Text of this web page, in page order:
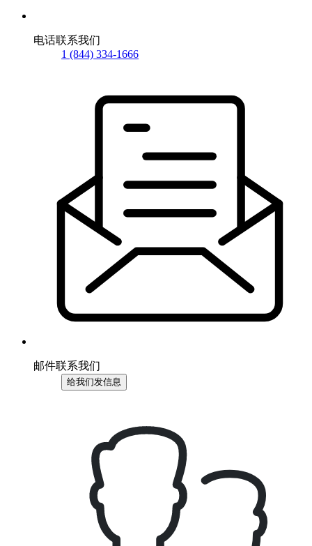
电话联系我们
1 (844) 334-1666
邮件联系我们
给我们发信息